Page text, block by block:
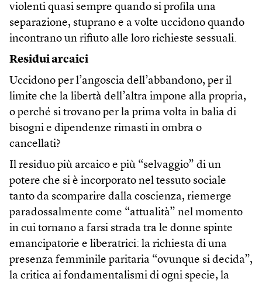
violenti quasi sempre quando si profila una
separazione, stuprano e a volte uccidono quando
incontrano un rifiuto alle loro richieste sessuali.
Residui arcaici
Uccidono per l’angoscia dell’abbandono, per il
limite che la libertà dell’altra impone alla propria,
o perché si trovano per la prima volta in balia di
bisogni e dipendenze rimasti in ombra o
cancellati?
Il residuo più arcaico e più “selvaggio” di un
potere che si è incorporato nel tessuto sociale
tanto da scomparire dalla coscienza, riemerge
paradossalmente come “attualità” nel momento
in cui tornano a farsi strada tra le donne spinte
emancipatorie e liberatrici: la richiesta di una
presenza femminile paritaria “ovunque si decida”,
la critica ai fondamentalismi di ogni specie, la